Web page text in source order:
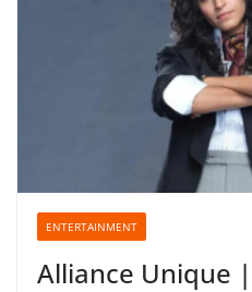
ENTERTAINMENT
Alliance Unique